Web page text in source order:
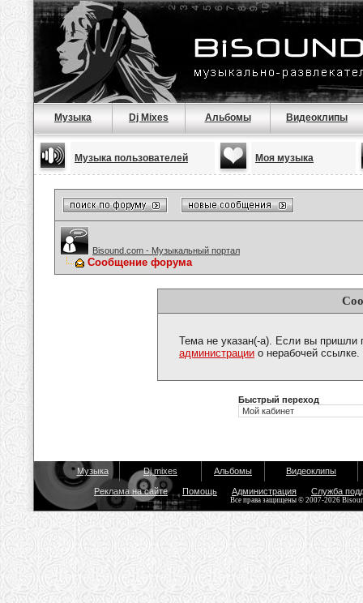
Музыка Dj Mixes Альбомы Видеоклипы
Музыка пользователей Моя музыка
Bisound.com - Музыкальный портал
Сообщение форума
Тема не указан(-а). Если вы пришли
администрации о нерабочей ссылке.
Быстрый переход
Музыка Dj mixes Альбомы Видеоклипы
Реклама на сайте Помощь Администрация Служба
Все права защищены © 2007-2026